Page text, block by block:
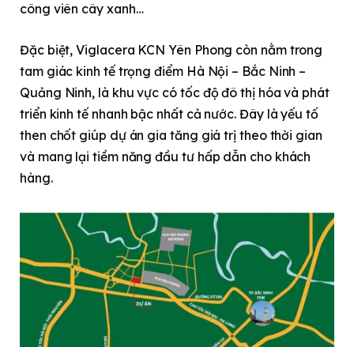
công viên cây xanh…
Đặc biệt, Viglacera KCN Yên Phong còn nằm trong
tam giác kinh tế trọng điểm Hà Nội – Bắc Ninh –
Quảng Ninh, là khu vực có tốc độ đô thị hóa và phát
triển kinh tế nhanh bậc nhất cả nước. Đây là yếu tố
then chốt giúp dự án gia tăng giá trị theo thời gian
và mang lại tiềm năng đầu tư hấp dẫn cho khách
hàng.